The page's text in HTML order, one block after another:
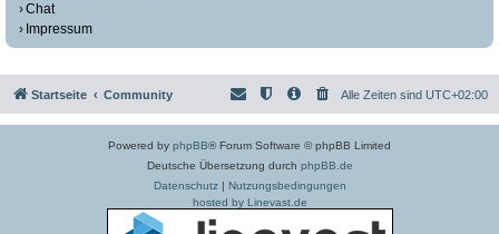
Chat
Impressum
Startseite Community Alle Zeiten sind UTC+02:00
Powered by phpBB® Forum Software © phpBB Limited
Deutsche Übersetzung durch phpBB.de
Datenschutz| Nutzungsbedingungen
hosted by Linevast.de